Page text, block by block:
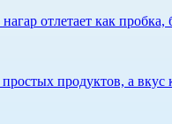
отлетает как пробка,
продуктов, а вкус